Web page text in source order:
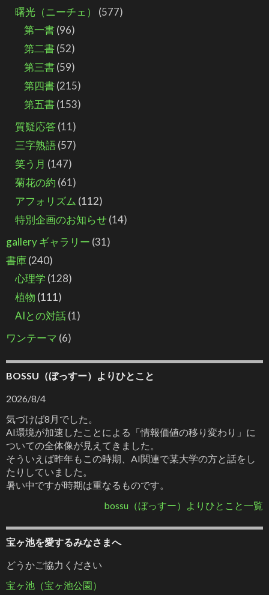
曙光（ニーチェ）
(577)
第一書(96)
第二書(52)
第三書(59)
第四書(215)
第五書(153)
質疑応答(11)
三字熟語(57)
笑う月 (147)
菊花の約 (61)
アフォリズム (112)
特別企画のお知らせ(14)
gallery ギャラリー (31)
書庫(240)
心理学 (128)
植物 (111)
AIとの対話(1)
ワンテーマ (6)
BOSSU（ぼっすー）よりひとこと
2026/8/4
気づけば8月でした。
AI環境が加速したことによる「情報価値の移り変わり」に
ついての全体像が見えてきました。
そういえば昨年もこの時期、AI関連で某大学の方と話をし
たりしていました。
暑い中ですが時期は重なるものです。
bossu（ぼっすー）よりひとこと一覧
宝ヶ池を愛するみなさまへ
どうかご協力ください
宝ヶ池（宝ヶ池公園）